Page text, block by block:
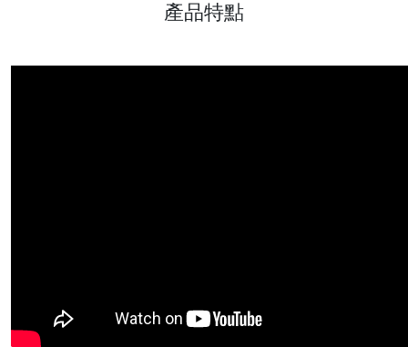
產品特點